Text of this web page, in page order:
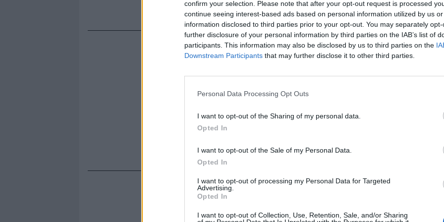
confirm your selection. Please note that after your opt-out request is processed
continue seeing interest-based ads based on personal information utilized by us
information disclosed to third parties prior to your opt-out. You may separately
further disclosure of your personal information by third parties on the IAB’s list of
participants. This information may also be disclosed by us to third parties on the
Downstream Participants that may further disclose it to other third parties.
Personal Data Processing Opt Outs
I want to opt-out of the Sharing of my personal data.
Opted In
I want to opt-out of the Sale of my Personal Data.
Opted In
I want to opt-out of processing my Personal Data for Targeted
Advertising.
Opted In
I want to opt-out of Collection, Use, Retention, Sale, and/or Sharing
gente».
Rudy Giuliani a Come States?
Trump, Meloni e la strategia
americana